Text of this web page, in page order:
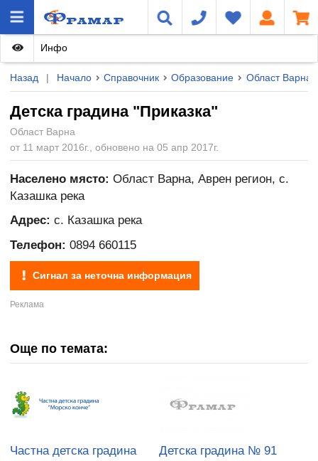
Назад | Начало Справочник Образование Област Варна
Детска градина "Приказка"
Област Варна
от 11 март 2016г., обновено на 05 апр 2017г.
Инфо
Населено място: Област Варна, Аврен регион, с.
Казашка река
Адрес: с. Казашка река
Телефон: 0894 660115
Сигнал за неточна информация
Още по темата:
Частна детска градина
Детска градина № 91